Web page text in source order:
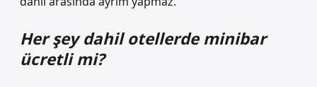
Her şey dahil otellerde minibar
ücretli mi?